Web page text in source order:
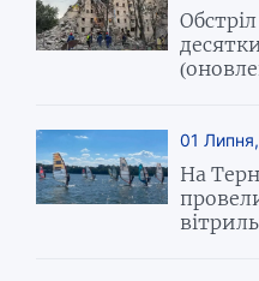
01
На